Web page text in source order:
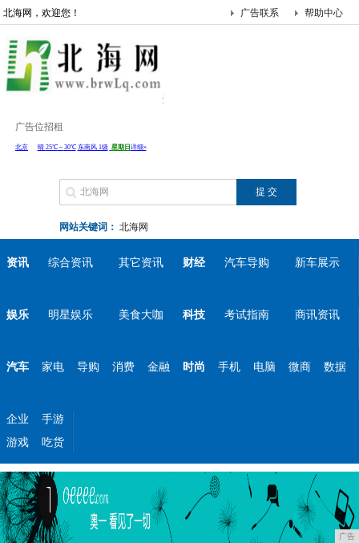
北海网，欢迎您！ 帮助中心
广告联系
广告位招租
网站关键词： 北海网
资讯 综合资讯 其它资讯 财经 汽车导购 新车展示
娱乐 明星娱乐 美食大咖 科技 考试指南 商讯资讯
汽车 家电 导购 消费 金融 时尚 手机 电脑 微商 数据
企业
手游
游戏
吃货
广告